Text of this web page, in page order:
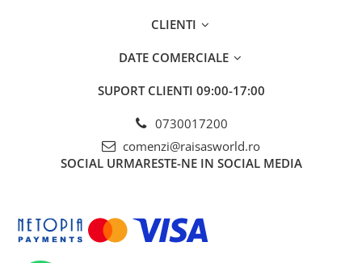
CLIENTI
DATE COMERCIALE
SUPORT CLIENTI 09:00-17:00
0730017200
comenzi@raisasworld.ro
SOCIAL URMARESTE-NE IN SOCIAL MEDIA